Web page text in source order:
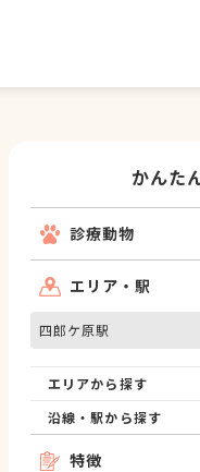
かんた
診療動物
エリア・駅
四郎ケ原駅
エリアから探す
沿線・駅から探す
特徴